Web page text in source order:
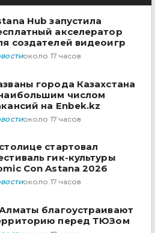
Hub запустила
акселератор
создателей видеоигр
около 17 часов
города Казахстана
числом
на Enbek.kz
около 17 часов
стартовал
гик-культуры
Con Astana 2026
около 17 часов
благоустраивают
перед ТЮЗом